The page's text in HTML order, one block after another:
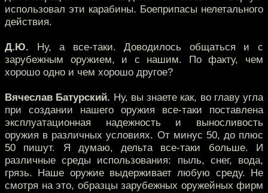
использовал эти карабины. Боеприпасы нелетального
действия.
Д.Ю. Ну, а все-таки. Доводилось общаться и с
зарубежным оружием, и с нашим. По факту, чем
хорошо одно и чем хорошо другое?
Вячеслав Батурский. Ну, вы знаете как, во главу угла
при создании нашего оружия все-таки поставлена
эксплуатационная надежность и выносливость
оружия в различных условиях. От минус 50, до плюс
50 пишут. Я думаю, дельта все-таки больше. И
различные среды использования: пыль, снег, вода,
грязь. Наше оружие выдерживает любую среду. Не
смотря на это, образцы зарубежных оружейных фирм